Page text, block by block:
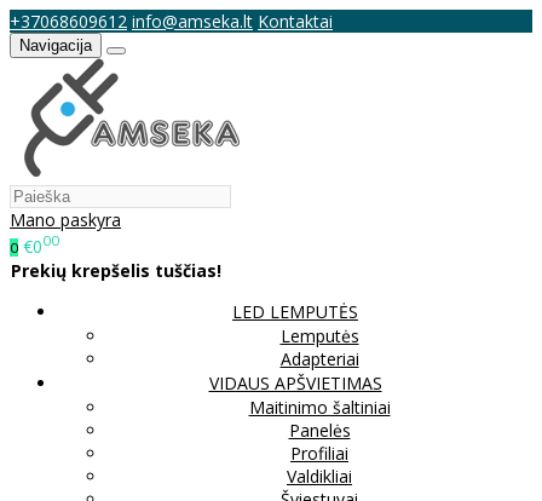
+37068609612 info@amseka.lt Kontaktai
Navigacija
Mano paskyra
0 €000
Prekių krepšelis tuščias!
LED LEMPUTĖS
Lemputės
Adapteriai
VIDAUS APŠVIETIMAS
Maitinimo šaltiniai
Panelės
Profiliai
Valdikliai